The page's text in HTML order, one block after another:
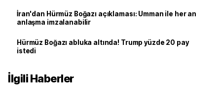
İran'dan Hürmüz Boğazı açıklaması: Umman ile her an
anlaşma imzalanabilir
Hürmüz Boğazı abluka altında! Trump yüzde 20 pay
istedi
İlgili Haberler